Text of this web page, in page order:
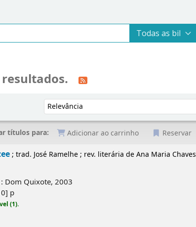
Ordenar por:
títulos para: Adicionar ao carrinho Reservar
; trad. José Ramelhe ; rev. literária de Ana Maria Chaves
Dom Quixote, 2003
p
(1).